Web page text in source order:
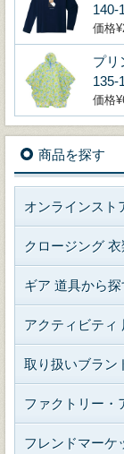
140-
価格
プリ
135-
価格
商品を探す
オンラインスト
クロージング
ギア 道具から探
アクティビティ
取り扱いブラン
ファクトリー・
フレンドマーケ